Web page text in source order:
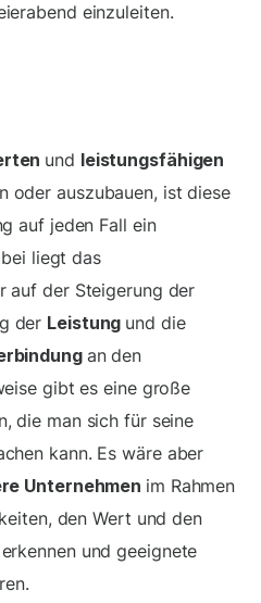
einzuleiten.
und leistungsfähigen
oder auszubauen, ist diese
auf jeden Fall ein
liegt das
auf der Steigerung der
der Leistung und die
an den
gibt es eine große
die man sich für seine
kann. Es wäre aber
Unternehmen im Rahmen
den Wert und den
und geeignete